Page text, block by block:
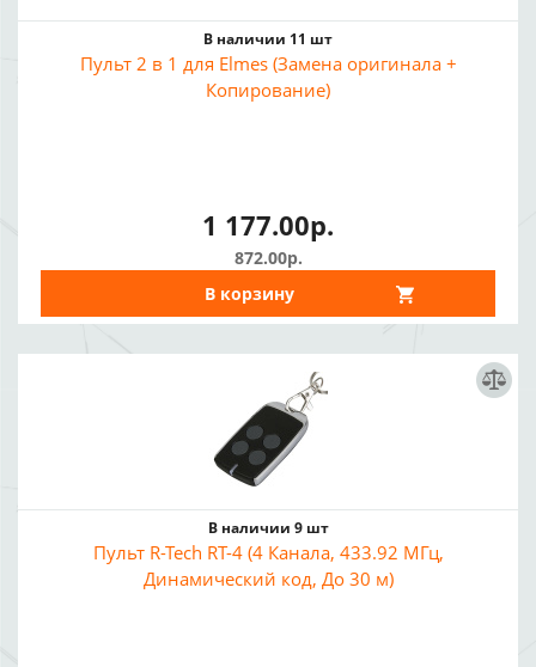
В наличии 11 шт
Пульт 2 в 1 для Elmes (Замена оригинала +
Копирование)
1 177.00р.
872.00р.
В корзину
В наличии 9 шт
Пульт R-Tech RT-4 (4 Канала, 433.92 МГц,
Динамический код, До 30 м)